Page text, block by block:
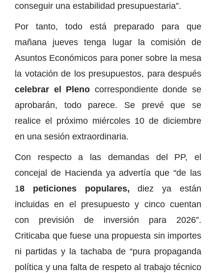
conseguir una estabilidad presupuestaria”.
Por tanto, todo está preparado para que
mañana jueves tenga lugar la comisión de
Asuntos Económicos para poner sobre la mesa
la votación de los presupuestos, para después
celebrar el Pleno correspondiente donde se
aprobarán, todo parece. Se prevé que se
realice el próximo miércoles 10 de diciembre
en una sesión extraordinaria.
Con respecto a las demandas del PP, el
concejal de Hacienda ya advertía que “de las
18 peticiones populares, diez ya están
incluidas en el presupuesto y cinco cuentan
con previsión de inversión para 2026”.
Criticaba que fuese una propuesta sin importes
ni partidas y la tachaba de “pura propaganda
política y una falta de respeto al trabajo técnico